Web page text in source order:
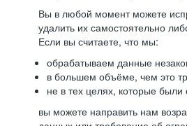
Вы в любой момент можете
удалить их самостоятельно
Если вы считаете, что мы:
обрабатываем данные
в большем объёме, чем это
не в тех целях, которые были
вы можете направить нам